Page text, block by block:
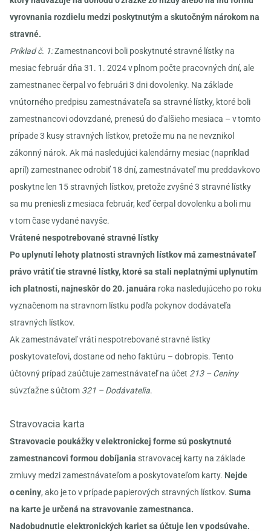
vyrovnania rozdielu medzi poskytnutým a skutočným nárokom na
stravné.
Príklad č. 1:Zamestnancovi boli poskytnuté stravné lístky na
mesiac február dňa 31. 1. 2024 v plnom počte pracovných dní, ale
zamestnanec čerpal vo februári 3 dni dovolenky. Na základe
vnútorného predpisu zamestnávateľa sa stravné lístky, ktoré boli
zamestnancovi odovzdané, prenesú do ďalšieho mesiaca – v tomto
prípade 3 kusy stravných lístkov, pretože mu na ne nevznikol
zákonný nárok. Ak má nasledujúci kalendárny mesiac (napríklad
apríl) zamestnanec odrobiť 18 dní, zamestnávateľ mu preddavkovo
poskytne len 15 stravných lístkov, pretože zvyšné 3 stravné lístky
sa mu preniesli z mesiaca február, keď čerpal dovolenku a boli mu
v tom čase vydané navyše.
Vrátené nespotrebované stravné lístky
Po uplynutí lehoty platnosti stravných lístkov má zamestnávateľ
právo vrátiť tie stravné lístky, ktoré sa stali neplatnými uplynutím
ich platnosti, najneskôr do 20. januára roka nasledujúceho po roku
vyznačenom na stravnom lístku podľa pokynov dodávateľa
stravných lístkov.
Ak zamestnávateľ vráti nespotrebované stravné lístky
poskytovateľovi, dostane od neho faktúru – dobropis. Tento
účtovný prípad zaúčtuje zamestnávateľ na účet 213 – Ceniny
súvzťažne s účtom 321 – Dodávatelia.
Stravovacia karta
Stravovacie poukážky v elektronickej forme sú poskytnuté
zamestnancovi formou dobíjania stravovacej karty na základe
zmluvy medzi zamestnávateľom a poskytovateľom karty. Nejde
o ceniny, ako je to v prípade papierových stravných lístkov. Suma
na karte je určená na stravovanie zamestnanca.
Nadobudnutie elektronických kariet sa účtuje len v podsúvahe.